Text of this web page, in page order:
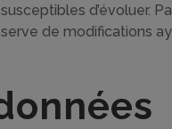
d’évoluer.
de modifications